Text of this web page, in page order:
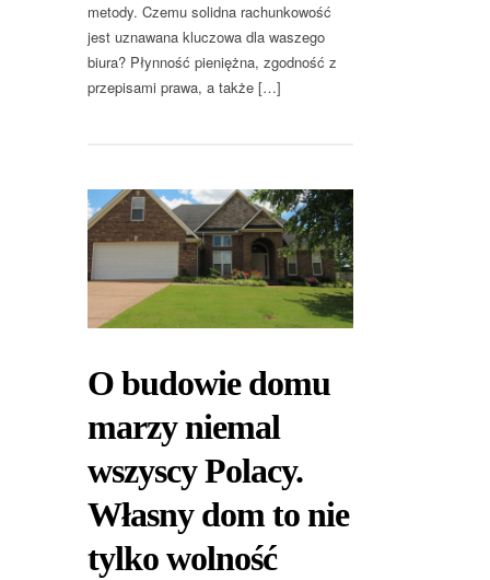
metody. Czemu solidna rachunkowość
jest uznawana kluczowa dla waszego
biura? Płynność pieniężna, zgodność z
przepisami prawa, a także […]
O budowie domu
marzy niemal
wszyscy Polacy.
Własny dom to nie
tylko wolność